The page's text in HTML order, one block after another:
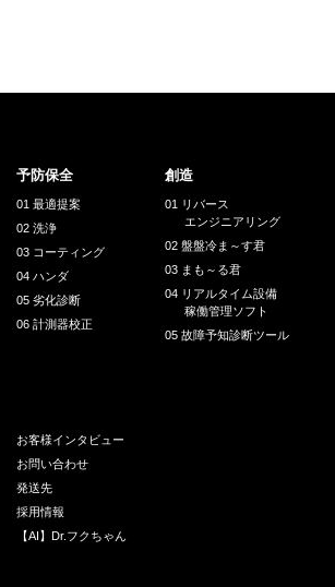
発送先
予防保全
01 最適提案
02 洗浄
03 コーティング
04 ハンダ
05 劣化診断
06 計測器校正
創造
01 リバース
エンジニアリング
02 盤盤冷ま～す君
03 まも～る君
04 リアルタイム設備
稼働管理ソフト
05 故障予知診断ツール
お客様インタビュー
お問い合わせ
発送先
採用情報
【AI】Dr.フクちゃん